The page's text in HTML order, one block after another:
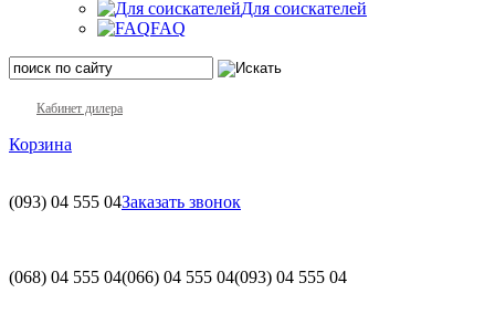
Для соискателей
FAQ
Кабинет дилера
Корзина
(093) 04 555 04Заказать звонок
(068) 04 555 04(066) 04 555 04(093) 04 555 04